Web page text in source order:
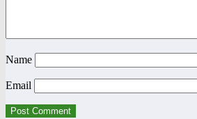
Name
Email